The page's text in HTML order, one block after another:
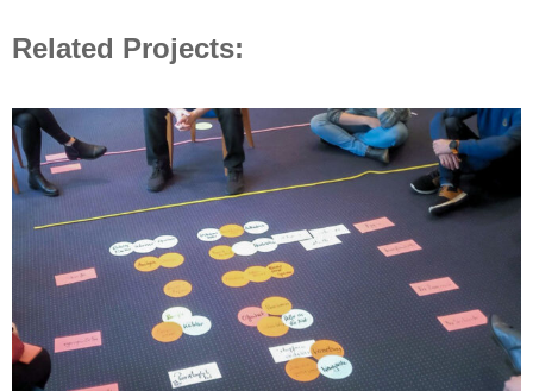
Related Projects: